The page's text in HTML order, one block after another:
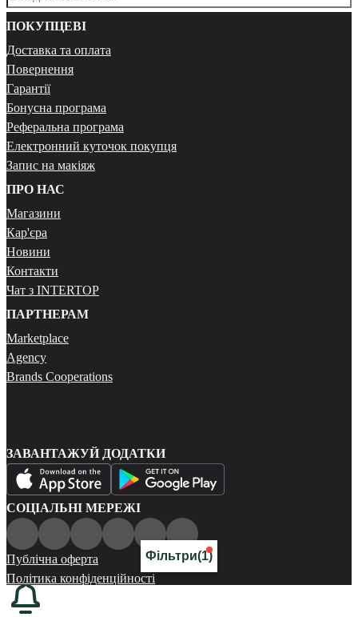
Фільтри(1)
ПОКУПЦЕВІ
Доставка та оплата
Повернення
Гарантії
Бонусна програма
Реферальна програма
Електронний куточок покупця
Запис на макіяж
ПРО НАС
Магазини
Кар'єра
Новини
Контакти
Чат з INTERTOP
ПАРТНЕРАМ
Marketplace
Agency
Brands Cooperations
ЗАВАНТАЖУЙ ДОДАТКИ
СОЦІАЛЬНІ МЕРЕЖІ
Публічна оферта
Політика конфіденційності
Карта сайту